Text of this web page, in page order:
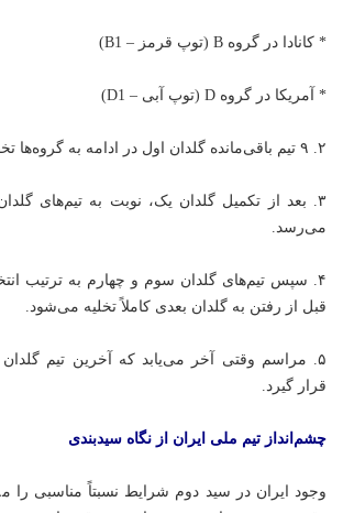
* کانادا در گروه B (توپ قرمز – B1)
* آمریکا در گروه D (توپ آبی – D1)
۲. ۹ تیم باقی‌مانده گلدان اول در ادامه به گروه‌ها تخصیص می‌یابند.
۳. بعد از تکمیل گلدان یک، نوبت به تیم‌های
می‌رسد.
۴. سپس تیم‌های گلدان سوم و چهارم به ترتیب
قبل از رفتن به گلدان بعدی کاملاً تخلیه می‌شود.
۵. مراسم وقتی آخر می‌یابد که آخرین تیم
قرار گیرد.
چشم‌انداز تیم ملی ایران از نگاه سیدبندی
وجود ایران در سید دوم شرایط نسبتاً مناسبی را